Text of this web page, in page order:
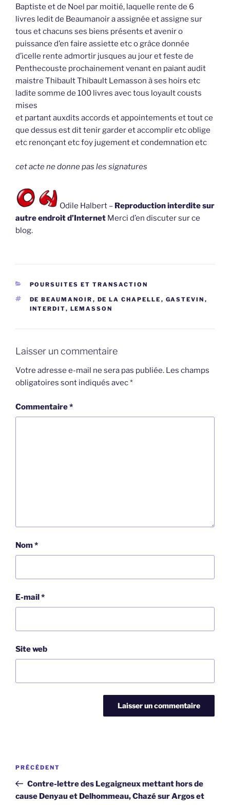
Baptiste et de Noel par moitié, laquelle rente de 6
livres ledit de Beaumanoir a assignée et assigne sur
tous et chacuns ses biens présents et avenir o
puissance d’en faire assiette etc o grâce donnée
d’icelle rente admortir jusques au jour et feste de
Penthecouste prochainement venant en paiant audit
maistre Thibault Thibault Lemasson à ses hoirs etc
ladite somme de 100 livres avec tous loyault cousts
mises
et partant auxdits accords et appointements et tout ce
que dessus est dit tenir garder et accomplir etc oblige
etc renonçant etc foy jugement et condemnation etc
cet acte ne donne pas les signatures
Odile Halbert – Reproduction interdite sur
autre endroit d’Internet Merci d’en discuter sur ce
blog.
CATÉGORIES
POURSUITES ET TRANSACTION
ÉTIQUETTES
DE BEAUMANOIR , DE LA CHAPELLE , GASTEVIN ,
INTERDIT, LEMASSON
Laisser un commentaire
Votre adresse e-mail ne sera pas publiée. Les champs
obligatoires sont indiqués avec*
Commentaire*
Nom*
E-mail*
Site web
Navigation
l’article
Article
précédent
PRÉCÉDENT
Contre-lettre des Legaigneux mettant hors de
cause Denyau et Delhommeau, Chazé sur Argos et